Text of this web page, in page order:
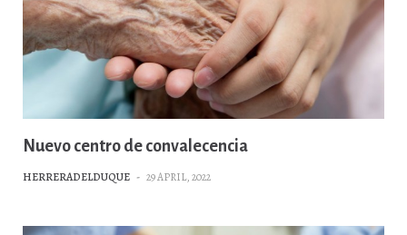
Nuevo centro de convalecencia
HERRERADELDUQUE - 29 APRIL, 2022